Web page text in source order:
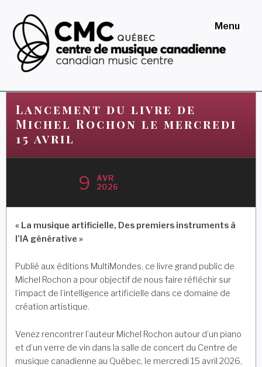
content
Menu
Lancement du livre de
Michel Rochon le mercredi
15 avril
9
AVR
2026
« La musique artificielle, Des premiers instruments à
l’IA générative »
Publié aux éditions MultiMondes, ce livre grand public de
Michel Rochon a pour objectif de nous faire réfléchir sur
l’impact de l’intelligence artificielle dans ce domaine de
création artistique.
Venez rencontrer l’auteur Michel Rochon autour d’un piano
et d’un verre de vin dans la salle de concert du Centre de
musique canadienne au Québec, le mercredi 15 avril 2026,